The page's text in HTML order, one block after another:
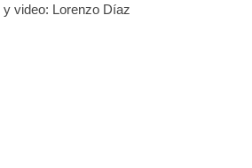
y video: Lorenzo Díaz